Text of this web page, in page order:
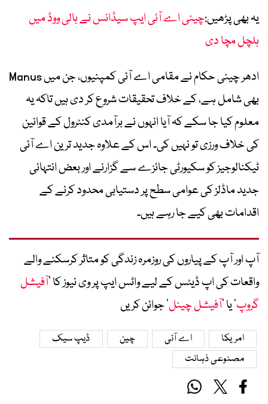
یہ بھی پڑھیں:چینی اے آئی ایپ سیڈانس نے ہالی ووڈ میں
ہلچل مچا دی
ادھر چینی حکام نے مقامی اے آئی کمپنیوں، جن میں Manus
بھی شامل ہے، کے خلاف تحقیقات شروع کر دی ہیں تاکہ یہ
معلوم کیا جا سکے کہ آیا انہوں نے برآمدی کنٹرول کے قوانین
کی خلاف ورزی تو نہیں کی۔ اس کے علاوہ جدید ترین اے آئی
ٹیکنالوجیز کو سکیورٹی جائزے سے گزارنے اور بعض انتہائی
جدید ماڈلز کی عوامی سطح پر دستیابی محدود کرنے کے
اقدامات بھی کیے جا رہے ہیں۔
آپ اور آپ کے پیاروں کی روزمرہ زندگی کو متاثر کرسکنے والے
واقعات کی اپ ڈیٹس کے لیے واٹس ایپ پر وی نیوز کا ’آفیشل
گروپ‘ یا ’آفیشل چینل‘ جوائن کریں
امریکا اے آئی چین
ڈیپ سیک
مصنوعی ذہانت